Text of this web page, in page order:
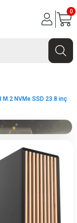
0
M.2 NVMe SSD 23.8 inç